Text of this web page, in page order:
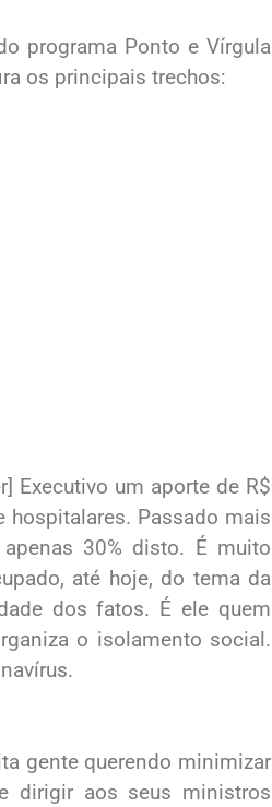
programa Ponto e Vírgula
os principais trechos:
Executivo um aporte de R$
hospitalares. Passado mais
30% disto. É muito
até hoje, do tema da
dos fatos. É ele quem
o isolamento social.
gente querendo minimizar
dirigir aos seus ministros